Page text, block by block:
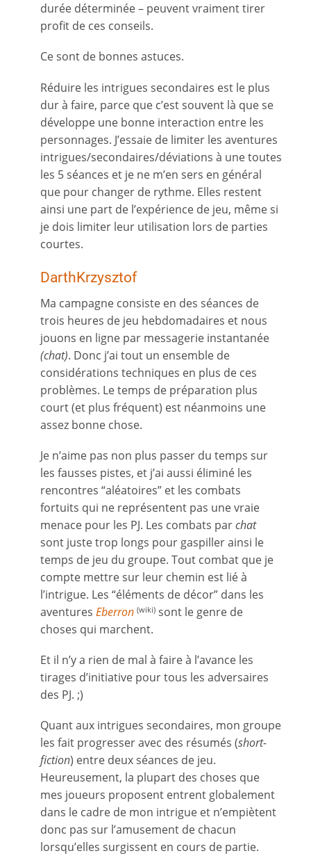
durée déterminée – peuvent vraiment tirer
profit de ces conseils.
Ce sont de bonnes astuces.
Réduire les intrigues secondaires est le plus
dur à faire, parce que c’est souvent là que se
développe une bonne interaction entre les
personnages. J’essaie de limiter les aventures
intrigues/secondaires/déviations à une toutes
les 5 séances et je ne m’en sers en général
que pour changer de rythme. Elles restent
ainsi une part de l’expérience de jeu, même si
je dois limiter leur utilisation lors de parties
courtes.
DarthKrzysztof
Ma campagne consiste en des séances de
trois heures de jeu hebdomadaires et nous
jouons en ligne par messagerie instantanée
(chat). Donc j’ai tout un ensemble de
considérations techniques en plus de ces
problèmes. Le temps de préparation plus
court (et plus fréquent) est néanmoins une
assez bonne chose.
Je n’aime pas non plus passer du temps sur
les fausses pistes, et j’ai aussi éliminé les
rencontres “aléatoires” et les combats
fortuits qui ne représentent pas une vraie
menace pour les PJ. Les combats parchat
sont juste trop longs pour gaspiller ainsi le
temps de jeu du groupe. Tout combat que je
compte mettre sur leur chemin est lié à
l’intrigue. Les “éléments de décor” dans les
aventures Eberron (wiki) sont le genre de
choses qui marchent.
Et il n’y a rien de mal à faire à l’avance les
tirages d’initiative pour tous les adversaires
des PJ. ;)
Quant aux intrigues secondaires, mon groupe
les fait progresser avec des résumés (short-
fiction) entre deux séances de jeu.
Heureusement, la plupart des choses que
mes joueurs proposent entrent globalement
dans le cadre de mon intrigue et n’empiètent
donc pas sur l’amusement de chacun
lorsqu’elles surgissent en cours de partie.